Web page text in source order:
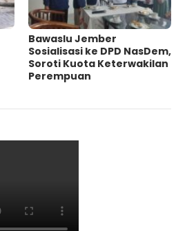
Bawaslu Jember
Sosialisasi ke DPD NasDem,
Soroti Kuota Keterwakilan
Perempuan